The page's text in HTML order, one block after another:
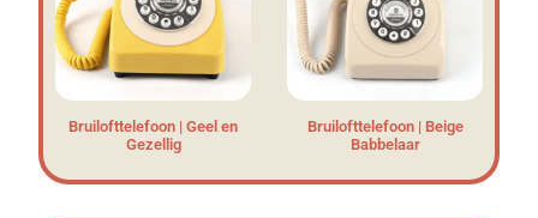
Bruilofttelefoon | Geel en
Gezellig
Bruilofttelefoon | Beige
Babbelaar